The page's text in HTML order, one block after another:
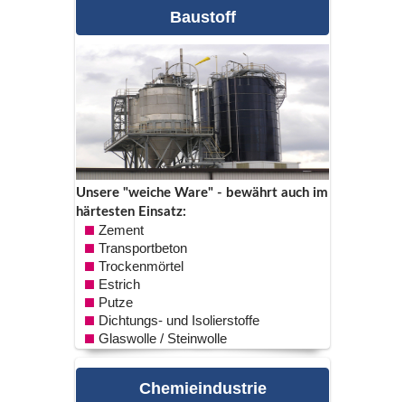
WebXSolution
WCMManager
baustoff
Unsere "weiche Ware" - bewährt auch im
härtesten Einsatz:
Zement
Transportbeton
Trockenmörtel
Estrich
Putze
Dichtungs- und Isolierstoffe
Glaswolle / Steinwolle
chemieindustrie